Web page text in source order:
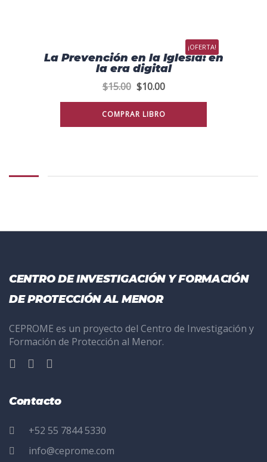
¡OFERTA!
La Prevención en la Iglesia: en
la era digital
$15.00 $10.00
COMPRAR LIBRO
CENTRO DE INVESTIGACIÓN Y FORMACIÓN
DE PROTECCIÓN AL MENOR
CEPROME es un proyecto del Centro de Investigación y
Formación de Protección al Menor.
Contacto
+52 55 7844 5330
info@ceprome.com